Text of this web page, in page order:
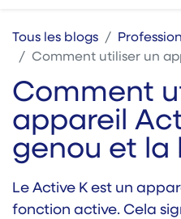
Tous les blogs
Comment utiliser un appareil
Comment
appareil
genou et la
Le Active K est un
fonction active. Cela